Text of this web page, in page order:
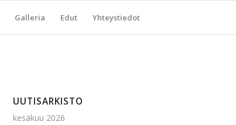
Galleria Edut Yhteystiedot
UUTISARKISTO
kesäkuu 2026